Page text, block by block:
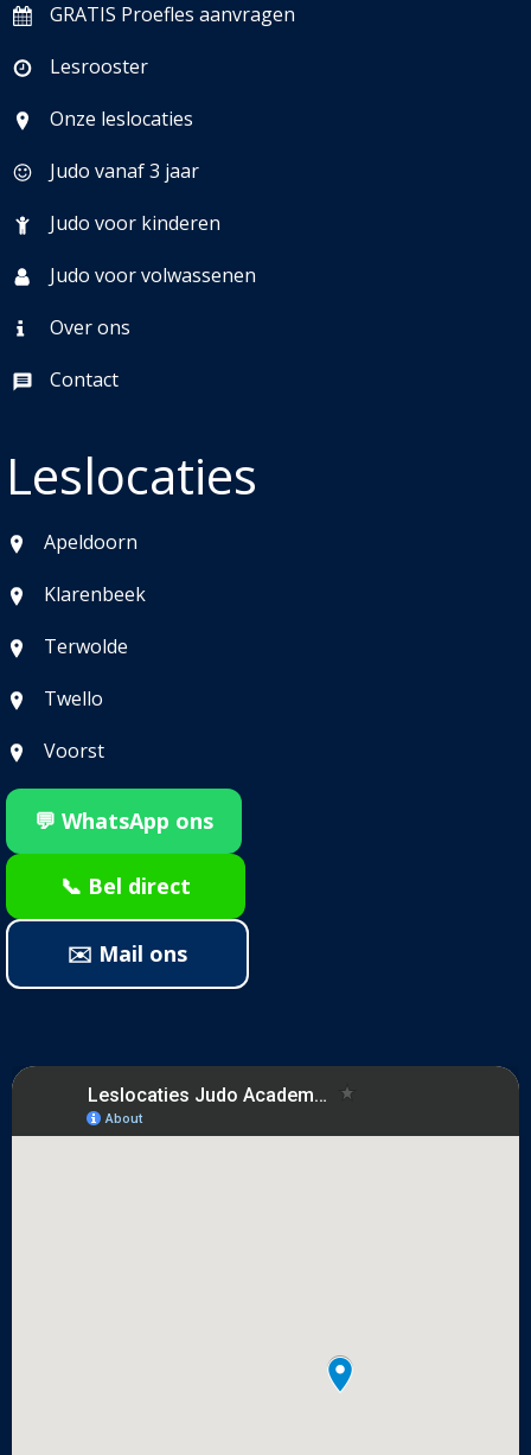
GRATIS Proefles aanvragen
Lesrooster
Onze leslocaties
Judo vanaf 3 jaar
Judo voor kinderen
Judo voor volwassenen
Over ons
Contact
Leslocaties
Apeldoorn
Klarenbeek
Terwolde
Twello
Voorst
💬 WhatsApp ons
📞 Bel direct
✉️ Mail ons